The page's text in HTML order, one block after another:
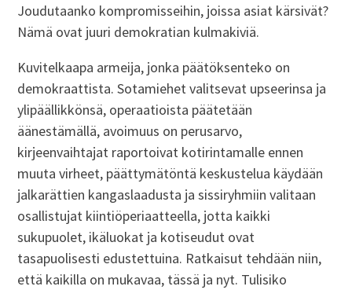
Joudutaanko kompromisseihin, joissa asiat kärsivät?
Nämä ovat juuri demokratian kulmakiviä.
Kuvitelkaapa armeija, jonka päätöksenteko on
demokraattista. Sotamiehet valitsevat upseerinsa ja
ylipäällikkönsä, operaatioista päätetään
äänestämällä, avoimuus on perusarvo,
kirjeenvaihtajat raportoivat kotirintamalle ennen
muuta virheet, päättymätöntä keskustelua käydään
jalkarättien kangaslaadusta ja sissiryhmiin valitaan
osallistujat kiintiöperiaatteella, jotta kaikki
sukupuolet, ikäluokat ja kotiseudut ovat
tasapuolisesti edustettuina. Ratkaisut tehdään niin,
että kaikilla on mukavaa, tässä ja nyt. Tulisiko